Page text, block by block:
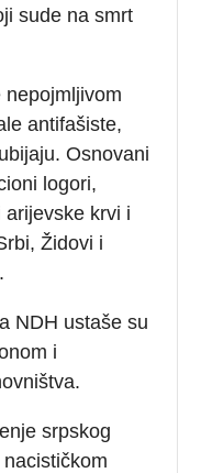
sude na smrt
nepojmljivom
antifašiste,
Osnovani
logori,
krvi i
Židovi i
NDH ustaše su
i
srpskog